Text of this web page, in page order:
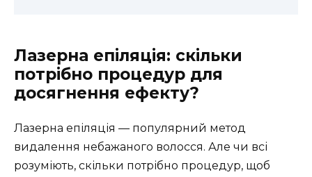
Лазерна епіляція: скільки
потрібно процедур для
досягнення ефекту?
Лазерна епіляція — популярний метод
видалення небажаного волосся. Але чи всі
розуміють, скільки потрібно процедур, щоб